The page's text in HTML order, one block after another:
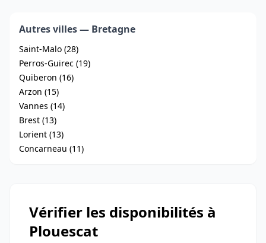
Autres villes — Bretagne
Saint-Malo (28)
Perros-Guirec (19)
Quiberon (16)
Arzon (15)
Vannes (14)
Brest (13)
Lorient (13)
Concarneau (11)
Vérifier les disponibilités à
Plouescat